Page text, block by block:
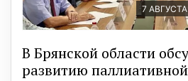
7 АВГУСТА
В Брянской области
развитию